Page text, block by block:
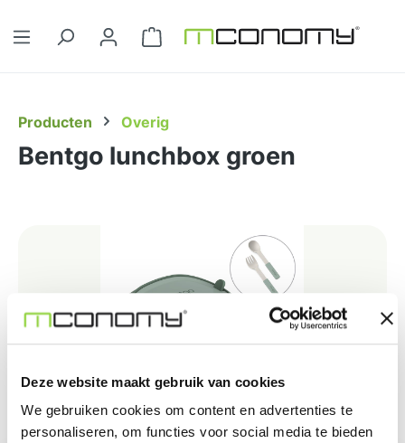
Deze website maakt gebruik van cookies
We gebruiken cookies om content en advertenties te
personaliseren, om functies voor social media te bieden
Winkelwagentje bevat 0 artikelen.
Producten Overig
Bentgo lunchbox groen